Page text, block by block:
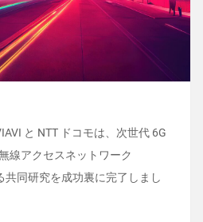
と NTT ドコモは、次世代 6G
線アクセスネットワーク
共同研究を成功裏に完了しまし